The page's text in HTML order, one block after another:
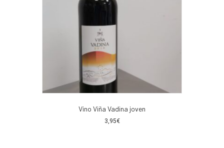
Vino Viña Vadina joven
3,95€